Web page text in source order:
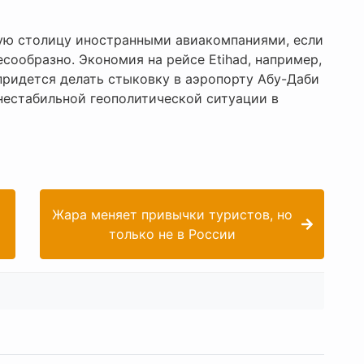
столицу иностранными авиакомпаниями, если
Экономия на рейсе Etihad, например,
делать стыковку в аэропорту Абу-Даби
геополитической ситуации в
Жара меняет привычки туристов, но
только не в России